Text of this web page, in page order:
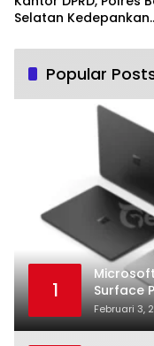
Selatan Kedepankan
Popular
1
Surface
Februari 3,